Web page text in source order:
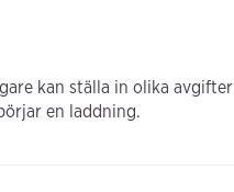
kan ställa in olika avgifter
en laddning.